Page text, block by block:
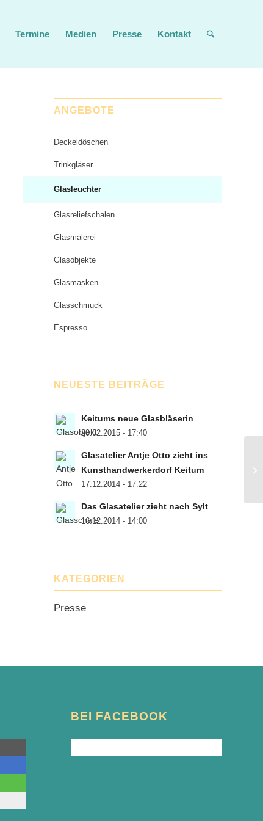
Termine Medien Presse Kontakt
ANGEBOTE
Deckeldöschen
Trinkgläser
Glasleuchter
Glasreliefschalen
Glasmalerei
Glasobjekte
Glasmasken
Glasschmuck
Espresso
NEUESTE BEITRÄGE
Keitums neue Glasbläserin
20.02.2015 - 17:40
Glasatelier Antje Otto zieht ins
Kunsthandwerkerdorf Keitum
17.12.2014 - 17:22
Das Glasatelier zieht nach Sylt
16.12.2014 - 14:00
KATEGORIEN
Presse
BEI FACEBOOK